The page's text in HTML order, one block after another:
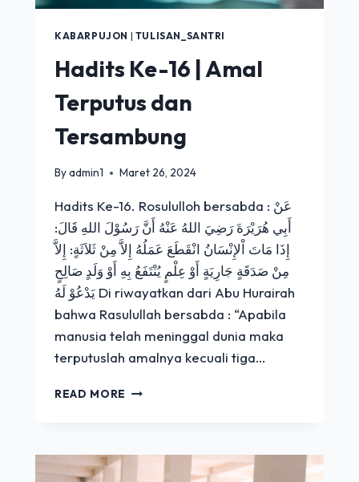
KABARPUJON | TULISAN_SANTRI
Hadits Ke-16 | Amal
Terputus dan
Tersambung
Byadmin1 Maret 26, 2024
Hadits Ke-16. Rosululloh bersabda : عَنْ
أَبِي هُرَيْرَةَ رَضِيَ اللهُ عَنْهُ أَنَّ رَسُوْلَ اللهِ قَالَ:
إِذَا مَاتَ اْلإِنْسَانُ انْقَطَعَ عَمَلُهُ إِلاَّ مِنْ ثَلاَثَةٍ: إِلاَّ
مِنْ صَدَقَةٍ جَارِيَةٍ أَوْ عِلْمٍ يُنْتَفَعُ بِهِ أَوْ وَلَدٍ صَالِحٍ
يَدْعُوْ لَهُ Di riwayatkan dari Abu Hurairah
bahwa Rasulullah bersabda : “Apabila
manusia telah meninggal dunia maka
terputuslah amalnya kecuali tiga…
READ MORE HADITS
AMAL